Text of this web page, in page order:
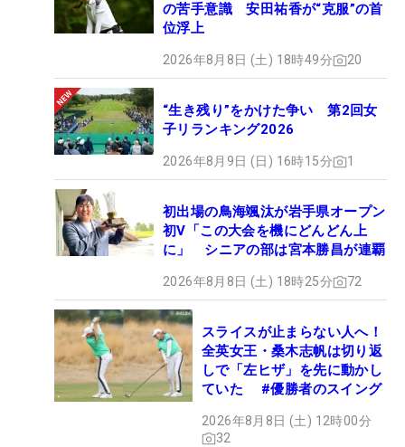
の苦手意識 安田祐香が“克服”の首
位浮上
2026年8月8日 (土) 18時49分 20
“生き残り”をかけた争い 第2回女
子リランキング2026
2026年8月9日 (日) 16時15分 1
初出場の鳥海颯汰が岩手県オープン
初V「この大会を機にどんどん上
に」 シニアの部は宮本勝昌が連覇
2026年8月8日 (土) 18時25分 72
スライスが止まらない人へ！
全英女王・桑木志帆は切り返
しで「左ヒザ」を先に動かし
ていた #優勝者のスイング
2026年8月8日 (土) 12時00分
32